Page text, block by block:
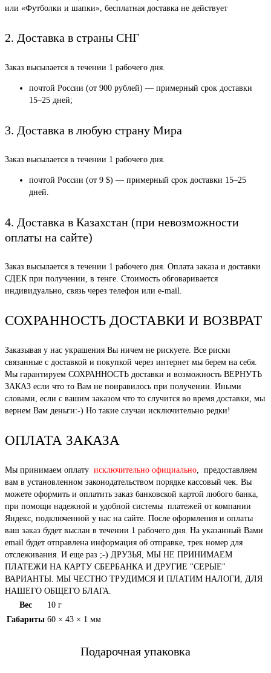
или «Футболки и шапки», бесплатная доставка не действует
2. Доставка в страны СНГ
Заказ высылается в течении 1 рабочего дня.
почтой России (от 900 рублей) — примерный срок доставки
15–25 дней;
3. Доставка в любую страну Мира
Заказ высылается в течении 1 рабочего дня.
почтой России (от 9 $) — примерный срок доставки 15–25
дней.
4. Доставка в Казахстан (при невозможности
оплаты на сайте)
Заказ высылается в течении 1 рабочего дня. Оплата заказа и доставки
СДЕК при получении, в тенге. Стоимость обговаривается
индивидуально, связь через телефон или e-mail.
СОХРАННОСТЬ ДОСТАВКИ И ВОЗВРАТ
Заказывая у нас украшения Вы ничем не рискуете. Все риски
связанные с доставкой и покупкой через интернет мы берем на себя.
Мы гарантируем СОХРАННОСТЬ доставки и возможность ВЕРНУТЬ
ЗАКАЗ если что то Вам не понравилось при получении. Иными
словами, если с вашим заказом что то случится во время доставки, мы
вернем Вам деньги:-) Но такие случаи исключительно редки!
ОПЛАТА ЗАКАЗА
Мы принимаем оплату исключительно официально, предоставляем
вам в установленном законодательством порядке кассовый чек. Вы
можете оформить и оплатить заказ банковской картой любого банка,
при помощи надежной и удобной системы платежей от компании
Яндекс, подключенной у нас на сайте. После оформления и оплаты
ваш заказ будет выслан в течении 1 рабочего дня. На указанный Вами
email будет отправлена информация об отправке, трек номер для
отслеживания. И еще раз ;-) ДРУЗЬЯ, МЫ НЕ ПРИНИМАЕМ
ПЛАТЕЖИ НА КАРТУ СБЕРБАНКА И ДРУГИЕ "СЕРЫЕ"
ВАРИАНТЫ. МЫ ЧЕСТНО ТРУДИМСЯ И ПЛАТИМ НАЛОГИ, ДЛЯ
НАШЕГО ОБЩЕГО БЛАГА.
Вес
10 г
Габариты 60 × 43 × 1 мм
Подарочная упаковка